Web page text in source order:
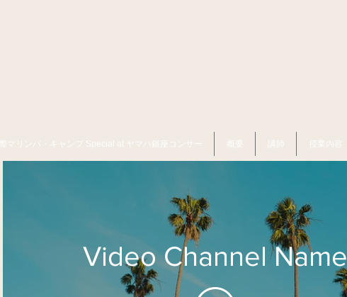
マリンバ・キャンプ Special at ヤマハ銀座コンサー 概要 講師 授業内容
Video Channel Name